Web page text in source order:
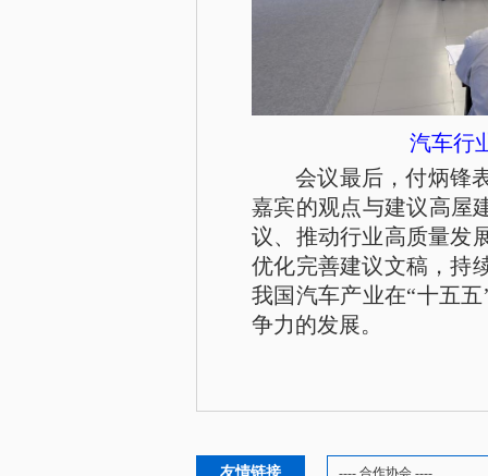
汽车行
会议最后，付炳锋
嘉宾的观点与建议高屋
议、推动行业高质量发
优化完善建议文稿，持
我国汽车产业在“十五
争力的发展。
友情链接